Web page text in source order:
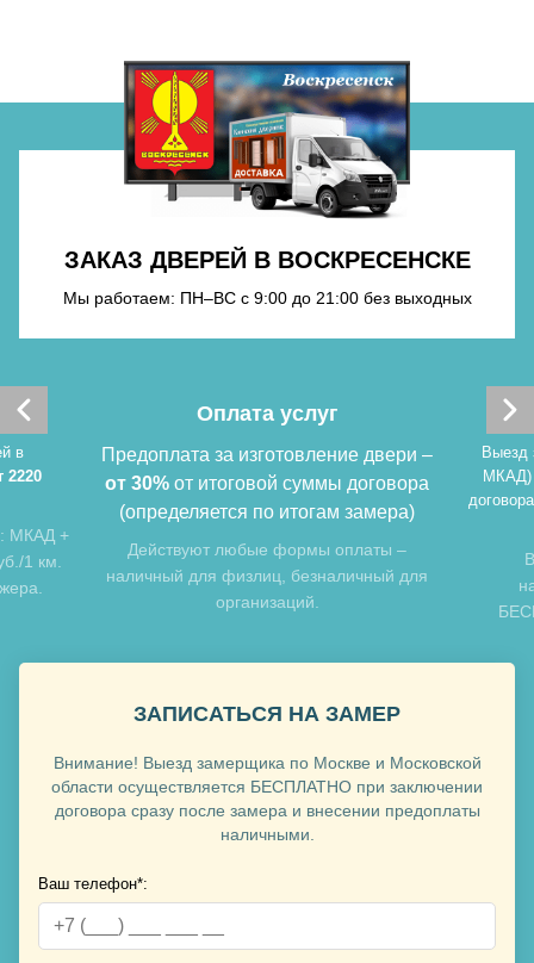
Хочу такую
Хочу такую
Хочу такую
ЗАКАЗ ДВЕРЕЙ В ВОСКРЕСЕНСКЕ
Мы работаем: ПН–ВС с 9:00 до 21:00 без выходных
в
2220
МКАД +
1 км.
Оплата услуг
Предоплата за изготовление двери –
от 30% от итоговой суммы договора
(определяется по итогам замера)
Действуют любые формы оплаты –
наличный для физлиц, безналичный для
организаций.
Выезд
ЗАПИСАТЬСЯ НА ЗАМЕР
Внимание! Выезд замерщика по Москве и Московской
области осуществляется БЕСПЛАТНО при заключении
договора сразу после замера и внесении предоплаты
наличными.
Ваш телефон*: